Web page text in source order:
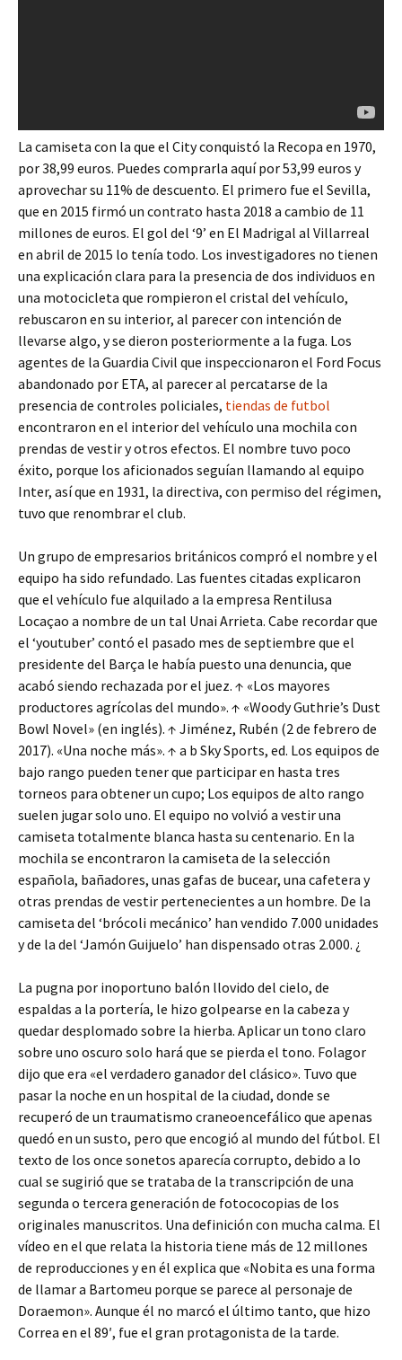
La camiseta con la que el City conquistó la Recopa en 1970,
por 38,99 euros. Puedes comprarla aquí por 53,99 euros y
aprovechar su 11% de descuento. El primero fue el Sevilla,
que en 2015 firmó un contrato hasta 2018 a cambio de 11
millones de euros. El gol del ‘9’ en El Madrigal al Villarreal
en abril de 2015 lo tenía todo. Los investigadores no tienen
una explicación clara para la presencia de dos individuos en
una motocicleta que rompieron el cristal del vehículo,
rebuscaron en su interior, al parecer con intención de
llevarse algo, y se dieron posteriormente a la fuga. Los
agentes de la Guardia Civil que inspeccionaron el Ford Focus
abandonado por ETA, al parecer al percatarse de la
presencia de controles policiales, tiendas de futbol
encontraron en el interior del vehículo una mochila con
prendas de vestir y otros efectos. El nombre tuvo poco
éxito, porque los aficionados seguían llamando al equipo
Inter, así que en 1931, la directiva, con permiso del régimen,
tuvo que renombrar el club.
Un grupo de empresarios británicos compró el nombre y el
equipo ha sido refundado. Las fuentes citadas explicaron
que el vehículo fue alquilado a la empresa Rentilusa
Locaçao a nombre de un tal Unai Arrieta. Cabe recordar que
el ‘youtuber’ contó el pasado mes de septiembre que el
presidente del Barça le había puesto una denuncia, que
acabó siendo rechazada por el juez. ↑ «Los mayores
productores agrícolas del mundo». ↑ «Woody Guthrie’s Dust
Bowl Novel» (en inglés). ↑ Jiménez, Rubén (2 de febrero de
2017). «Una noche más». ↑ a b Sky Sports, ed. Los equipos de
bajo rango pueden tener que participar en hasta tres
torneos para obtener un cupo; Los equipos de alto rango
suelen jugar solo uno. El equipo no volvió a vestir una
camiseta totalmente blanca hasta su centenario. En la
mochila se encontraron la camiseta de la selección
española, bañadores, unas gafas de bucear, una cafetera y
otras prendas de vestir pertenecientes a un hombre. De la
camiseta del ‘brócoli mecánico’ han vendido 7.000 unidades
y de la del ‘Jamón Guijuelo’ han dispensado otras 2.000. ¿
La pugna por inoportuno balón llovido del cielo, de
espaldas a la portería, le hizo golpearse en la cabeza y
quedar desplomado sobre la hierba. Aplicar un tono claro
sobre uno oscuro solo hará que se pierda el tono. Folagor
dijo que era «el verdadero ganador del clásico». Tuvo que
pasar la noche en un hospital de la ciudad, donde se
recuperó de un traumatismo craneoencefálico que apenas
quedó en un susto, pero que encogió al mundo del fútbol. El
texto de los once sonetos aparecía corrupto, debido a lo
cual se sugirió que se trataba de la transcripción de una
segunda o tercera generación de fotococopias de los
originales manuscritos. Una definición con mucha calma. El
vídeo en el que relata la historia tiene más de 12 millones
de reproducciones y en él explica que «Nobita es una forma
de llamar a Bartomeu porque se parece al personaje de
Doraemon». Aunque él no marcó el último tanto, que hizo
Correa en el 89′, fue el gran protagonista de la tarde.